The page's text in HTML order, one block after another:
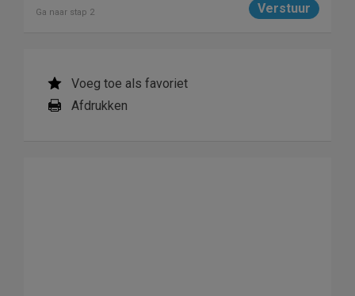
Ga naar stap 2
Voeg toe als favoriet
Afdrukken